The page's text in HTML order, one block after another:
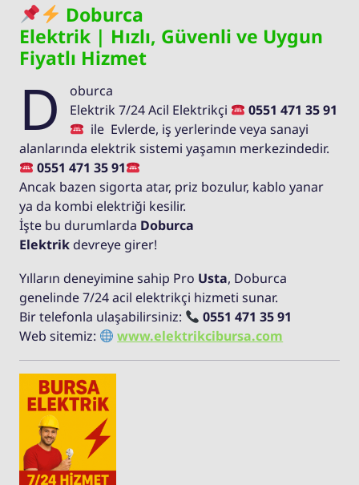
Doburca
Elektrik | Hızlı, Güvenli ve Uygun
Fiyatlı Hizmet
D
oburca
Elektrik 7/24 Acil Elektrikçi
0551 471 35 91
ile Evlerde, iş yerlerinde veya sanayi
alanlarında elektrik sistemi yaşamın merkezindedir.
0551 471 35 91
Ancak bazen sigorta atar, priz bozulur, kablo yanar
ya da kombi elektriği kesilir.
İşte bu durumlarda Doburca
Elektrik devreye girer!
Yılların deneyimine sahip Pro Usta, Doburca
genelinde 7/24 acil elektrikçi hizmeti sunar.
Bir telefonla ulaşabilirsiniz:
0551 471 35 91
Web sitemiz:
www.elektrikcibursa.com